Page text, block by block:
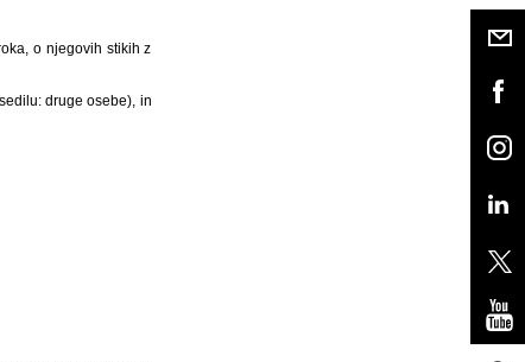
o njegovih stikih z
druge osebe), in